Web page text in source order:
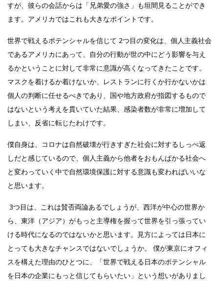
すが、彼らの会話からは「兄弟愛の強さ」も垣間見ることができ
ます。アメリカではこれも大きなポイントです。
世界で戦えるポテンシャルを信じて 2つ目の変化は、個人主義社会
であるアメリカにあって、自分の行動が世の中にどう影響を与え
るかということに対して非常に意識が高くなってきたことです。
マスクを着けるか着けないか、レストランに行くか行かないかは
個人の判断に任せるべきであり、国や地方政府が指図するもので
はないという考えを貫いていた結果、感染者数が非常に増加して
しまい、反省に転じたわけです。
僕自身は、コロナは自然破壊が行きすぎた社会に対するしっぺ返
しだと感じているので、個人主義から他者をおもんぱかる社会へ
と変わっていく中で自然環境保護に対する意識も変わればいいな
と思います。
3つ目は、これは賛否両論あるでしょうが、西洋が中心の世界か
ら、東洋（アジア）がもっと主導権を握って世界を引っ張ってい
ける時代になるのではないかと思います。見方によっては日本に
とっても大きなチャンスではないでしょうか。 僕が東京にオフィ
スを構えた理由のひとつに、「世界で戦える日本のポテンシャル
を日本の企業にもっと信じてもらいたい」という想いがありまし